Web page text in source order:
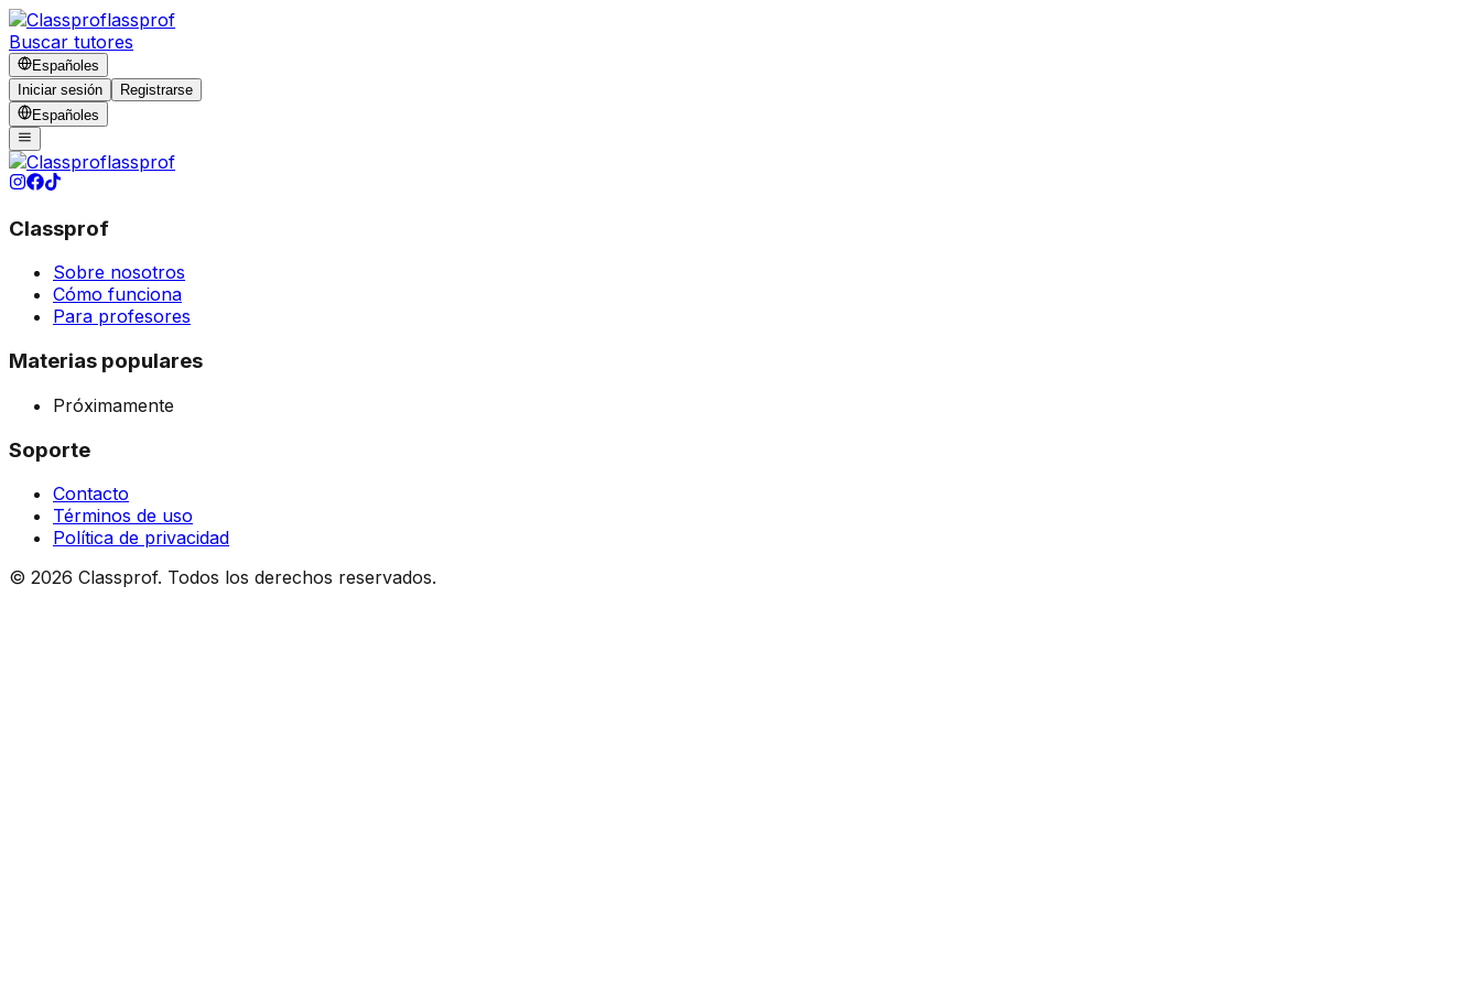
lassprof
Buscar tutores
Españoles
Iniciar sesión
Registrarse
Españoles
lassprof
Classprof
Sobre nosotros
Cómo funciona
Para profesores
Materias populares
Próximamente
Soporte
Contacto
Términos de uso
Política de privacidad
© 2026 Classprof. Todos los derechos reservados.